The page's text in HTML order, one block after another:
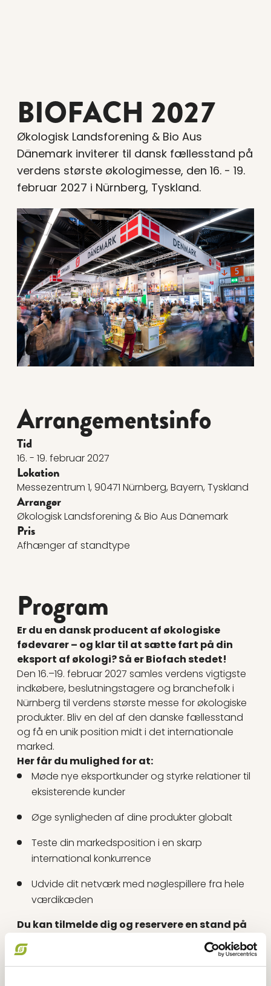
BIOFACH 2027
Økologisk Landsforening & Bio Aus
Dänemark inviterer til dansk fællesstand på
verdens største økologimesse, den 16. - 19.
februar 2027 i Nürnberg, Tyskland.
Arrangementsinfo
Tid
16. - 19. februar 2027
Lokation
Messezentrum 1, 90471 Nürnberg, Bayern, Tyskland
Arrangør
Økologisk Landsforening & Bio Aus Dänemark
Pris
Afhænger af standtype
Program
Er du en dansk producent af økologiske
fødevarer – og klar til at sætte fart på din
eksport af økologi? Så er Biofach stedet!
Den 16.–19. februar 2027 samles verdens vigtigste
indkøbere, beslutningstagere og branchefolk i
Nürnberg til verdens største messe for økologiske
produkter. Bliv en del af den danske fællesstand
og få en unik position midt i det internationale
marked.
Her får du mulighed for at:
Møde nye eksportkunder og styrke relationer til
eksisterende kunder
Øge synligheden af dine produkter globalt
Teste din markedsposition i en skarp
international konkurrence
Udvide dit netværk med nøglespillere fra hele
værdikæden
Du kan tilmelde dig og reservere en stand på
. (Pladser optages efter
først-til-mølle.)
Den danske fællesstand er kendt for sin stærke